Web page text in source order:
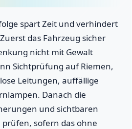
spart Zeit und verhindert
das Fahrzeug sicher
nicht mit Gewalt
Sichtprüfung auf Riemen,
Leitungen, auffällige
Danach die
und sichtbaren
sofern das ohne